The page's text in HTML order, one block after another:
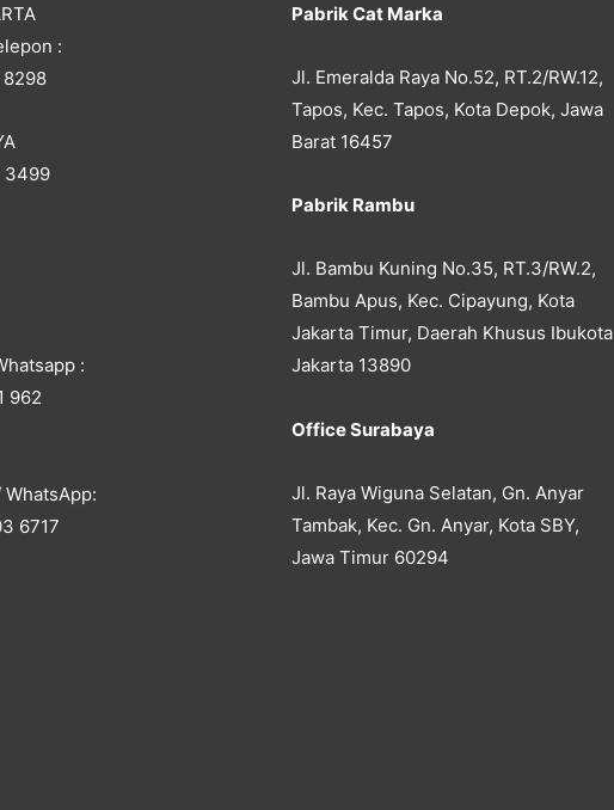
:
8298
3499
:
962
6717
Pabrik Cat Marka
Jl. Emeralda Raya No.52, RT.2/RW.12,
Tapos, Kec. Tapos, Kota Depok, Jawa
Barat 16457
Pabrik Rambu
Jl. Bambu Kuning No.35, RT.3/RW.2,
Bambu Apus, Kec. Cipayung, Kota
Jakarta Timur, Daerah Khusus Ibukota
Jakarta 13890
Office Surabaya
Jl. Raya Wiguna Selatan, Gn. Anyar
Tambak, Kec. Gn. Anyar, Kota SBY,
Jawa Timur 60294